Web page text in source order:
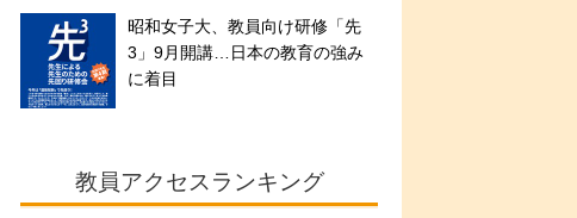
昭和女子大、教員向け研修「先
3」9月開講…日本の教育の強み
に着目
教員アクセスランキング